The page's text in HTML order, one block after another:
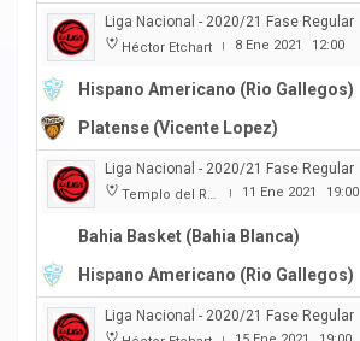
Liga Nacional - 2020/21 Fase Regular
Héctor Etchart | 8 Ene 2021 12:00
Hispano Americano (Rio Gallegos)
Platense (Vicente Lopez)
Liga Nacional - 2020/21 Fase Regular
Templo del Rock | 11 Ene 2021 19:00
Bahia Basket (Bahia Blanca)
Hispano Americano (Rio Gallegos)
Liga Nacional - 2020/21 Fase Regular